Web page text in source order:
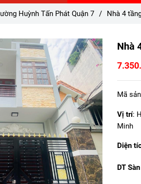
Huỳnh Tấn Phát Quận 7 / Nhà 4
Nhà
Mã
Vị trí:
Minh
Diện
DT